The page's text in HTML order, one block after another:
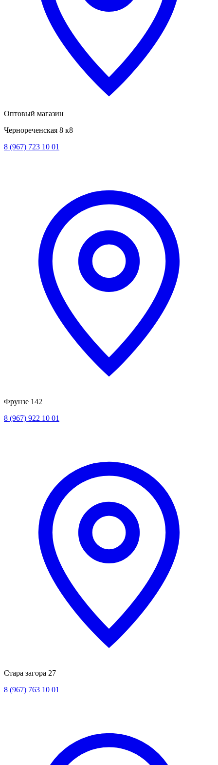
Оптовый магазин
Чернореченская 8 к8
8 (967) 723 10 01
Фрунзе 142
8 (967) 922 10 01
Стара загора 27
8 (967) 763 10 01